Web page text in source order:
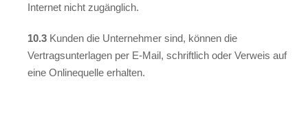
Internet nicht zugänglich.
10.3 Kunden die Unternehmer sind, können die
Vertragsunterlagen per E-Mail, schriftlich oder Verweis auf
eine Onlinequelle erhalten.